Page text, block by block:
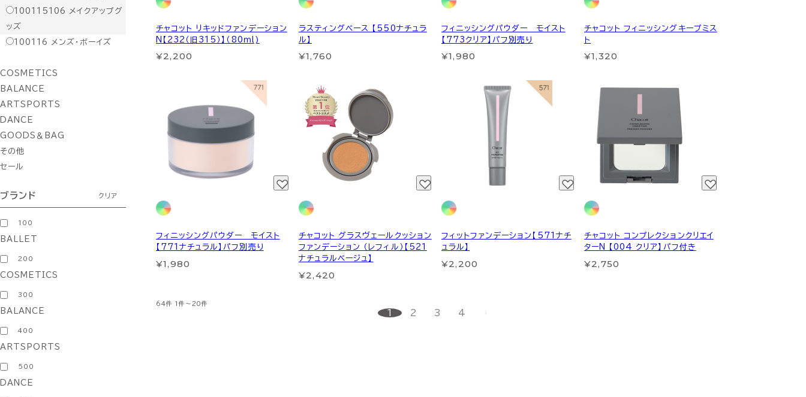
100115106
メイクアップグ
ッズ
100116
メンズ・ボーイズ
COSMETICS
BALANCE
ARTSPORTS
DANCE
GOODS＆BAG
その他
セール
ブランド クリア
100
BALLET
200
COSMETICS
300
BALANCE
400
ARTSPORTS
500
DANCE
チャコット リキッドファンデーション
N【232（旧315）】（80ｍl)
¥2,200
ラスティングベース 【550ナチュラ
ル】
¥1,760
フィニッシングパウダー モイスト
【773クリア】パフ別売り
¥1,980
チャコット フィニッシングキープミス
ト
¥1,320
フィニッシングパウダー モイスト
【771ナチュラル】パフ別売り
¥1,980
チャコット グラスヴェールクッション
ファンデーション （レフィル）【521
ナチュラルベージュ】
¥2,420
フィットファンデーション【571ナチ
ュラル】
¥2,200
チャコット コンプレクションクリエイ
ターN 【004 クリア】パフ付き
¥2,750
64件 1件～20件
1 2 3 4